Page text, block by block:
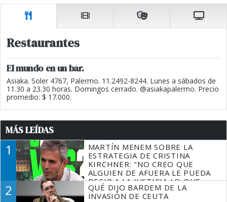
Restaurantes
El mundo en un bar.
Asiaka. Soler 4767, Palermo. 11.2492-8244. Lunes a sábados de
11.30 a 23.30 horas. Domingos cerrado. @asiakapalermo. Precio
promedio: $ 17.000.
MÁS LEÍDAS
1
MARTÍN MENEM SOBRE LA
ESTRATEGIA DE CRISTINA
KIRCHNER: "NO CREO QUE
ALGUIEN DE AFUERA LE PUEDA
DECIR A LA JUSTICIA LO QUE
TIENE QUE HACER"
2
QUÉ DIJO BARDEM DE LA
INVASIÓN DE CEUTA